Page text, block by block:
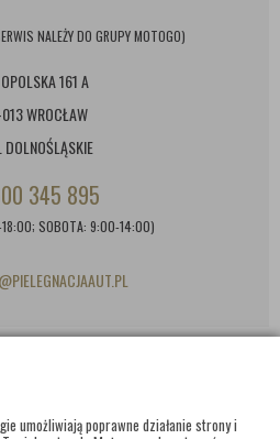
umożliwiają poprawne działanie strony i
NALEŻY DO GRUPY MOTOGO)
161 A
WROCŁAW
DOLNOŚLĄSKIE
345 895
SOBOTA: 9:00-14:00)